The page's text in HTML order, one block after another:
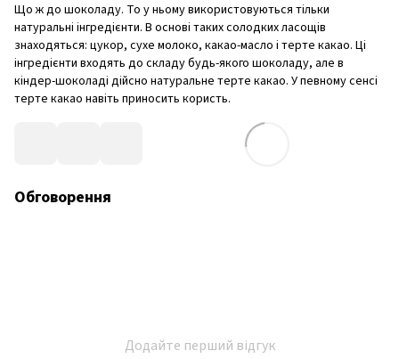
Що ж до шоколаду. То у ньому використовуються тільки
натуральні інгредієнти. В основі таких солодких ласощів
знаходяться: цукор, сухе молоко, какао-масло і терте какао. Ці
інгредієнти входять до складу будь-якого шоколаду, але в
кіндер-шоколаді дійсно натуральне терте какао. У певному сенсі
терте какао навіть приносить користь.
Обговорення
Додайте перший відгук